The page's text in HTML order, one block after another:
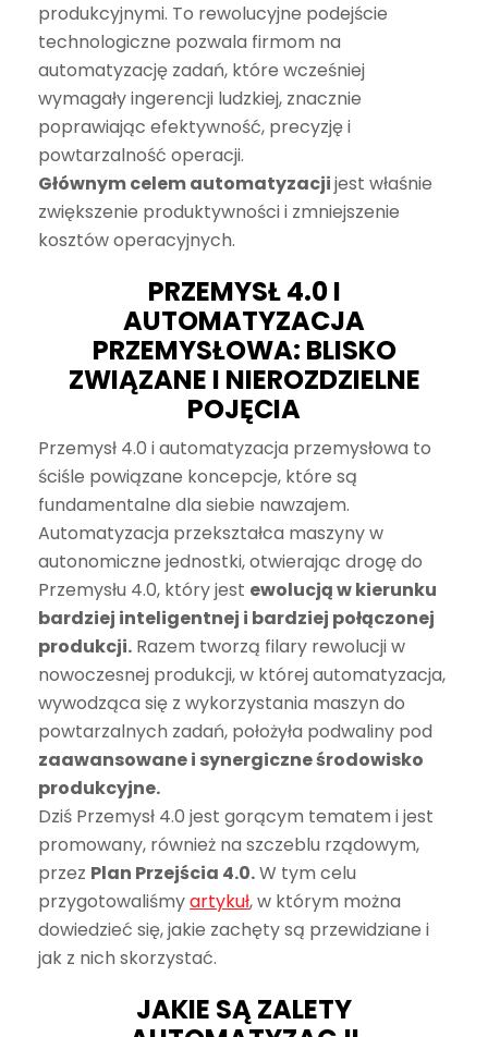
produkcyjnymi. To rewolucyjne podejście
technologiczne pozwala firmom na
automatyzację zadań, które wcześniej
wymagały ingerencji ludzkiej, znacznie
poprawiając efektywność, precyzję i
powtarzalność operacji.
Głównym celem automatyzacjijest właśnie
zwiększenie produktywności i zmniejszenie
kosztów operacyjnych.
PRZEMYSŁ 4.0 I
AUTOMATYZACJA
PRZEMYSŁOWA: BLISKO
ZWIĄZANE I NIEROZDZIELNE
POJĘCIA
Przemysł 4.0 i automatyzacja przemysłowa to
ściśle powiązane koncepcje, które są
fundamentalne dla siebie nawzajem.
Automatyzacja przekształca maszyny w
autonomiczne jednostki, otwierając drogę do
Przemysłu 4.0, który jest ewolucją w kierunku
bardziej inteligentnej i bardziej połączonej
produkcji. Razem tworzą filary rewolucji w
nowoczesnej produkcji, w której automatyzacja,
wywodząca się z wykorzystania maszyn do
powtarzalnych zadań, położyła podwaliny pod
zaawansowane i synergiczne środowisko
produkcyjne.
Dziś Przemysł 4.0 jest gorącym tematem i jest
promowany, również na szczeblu rządowym,
przez Plan Przejścia 4.0.W tym celu
przygotowaliśmyartykuł,w którym można
dowiedzieć się, jakie zachęty są przewidziane i
jak z nich skorzystać.
JAKIE SĄ ZALETY